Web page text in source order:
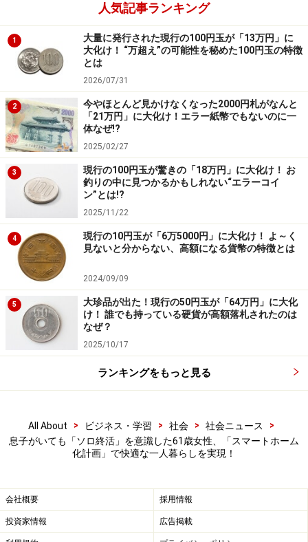
電気やテレビの消し忘れは、例えば「アレクサ、30分後
に電気を消して」と、指定された時刻に自動的に家電を
オフするようにしています。
ネットワークカメラやスマートロック（スマホの操作で
施錠・開錠ができるシステム）も役に立っています。ネ
ットワークカメラはインターネットに接続できるカメラ
で、映像がダイレクトにスマートフォンのアプリ上で確
認できます。
外出先で鍵の閉め忘れが気になったら、まずネットワー
クカメラの映像で自分がカギを閉めたかどうかを確認し
て、閉めた映像が映っていなかったら外出先からスマー
トロックで施錠することもあります。
苦手な掃除はロボットで克服
須美さんが最も苦手とする掃除は、ロボット掃除機を活
用。床を動き回るゴミの吸引掃除専用のタイプに加え、
床拭きロボットも使っています。床の汚れ具合に応じ
それでも床の汚れが気になったときは、コードレスタイ
プの「充電式クリーナー」（電気掃除機）を使って吸い
イクロファイバーモップで拭いています。掃除の際に腰
が痛くなることがありますが、マイクロファイバーモッ
プはハンドルを伸ばして使えるため、中腰にならず、床
人気記事ランキング
1
大量に発行された現行の100円玉が「13万円」に
大化け！ “万超え”の可能性を秘めた100円玉の特徴
とは
2026/07/31
2
今やほとんど見かけなくなった2000円札がなんと
「21万円」に大化け！エラー紙幣でもないのに一
体なぜ!?
2025/02/27
3
現行の100円玉が驚きの「18万円」に大化け！ お
釣りの中に見つかるかもしれない“エラーコイ
ン”とは!?
2025/11/22
4
現行の10円玉が「6万5000円」に大化け！ よ～く
見ないと分からない、高額になる貨幣の特徴とは
2024/09/09
5
大珍品が出た！現行の50円玉が「64万円」に大化
け！ 誰でも持っている硬貨が高額落札されたのは
なぜ？
2025/10/17
ランキングをもっと見る
All About > ビジネス・学習 > 社会 > 社会ニュース
>
息子がいても「ソロ終活」を意識した61歳女性、「スマートホーム
化計画」で快適な一人暮らしを実現！
会社概要 採用情報
投資家情報 広告掲載